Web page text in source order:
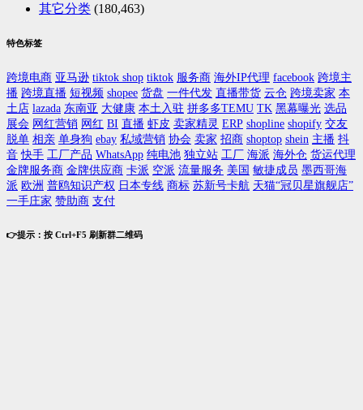
其它分类 (180,463)
特色标签
跨境电商 亚马逊 tiktok shop tiktok 服务商 海外IP代理 facebook 跨境主
播 跨境直播 短视频 shopee 货盘 一件代发 直播带货 云仓 跨境卖家 本
土店 lazada 东南亚 大健康 本土入驻 拼多多TEMU TK 黑幕曝光 选品
展会 网红营销 网红 BI 直播 虾皮 卖家精灵 ERP shopline shopify 交友
脱单 相亲 单身狗 ebay 私域营销 协会 卖家 招商 shoptop shein 主播 抖
音 快手 工厂产品 WhatsApp 纯电池 独立站 工厂 海派 海外仓 货运代理
金牌服务商 金牌供应商 卡派 空派 流量服务 美国 敏捷成员 墨西哥海
派 欧洲 普鸥知识产权 日本专线 商标 苏新号卡航 天猫“冠贝星旗舰店”
一手庄家 赞助商 支付
👉提示：按 Ctrl+F5 刷新群二维码